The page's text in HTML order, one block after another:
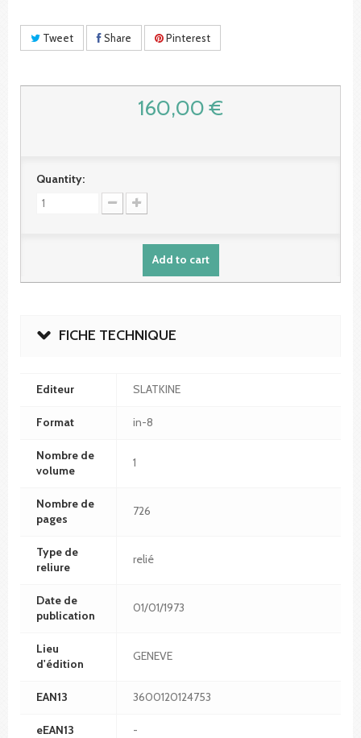
Tweet Share Pinterest
160,00 €
Quantity:
Add to cart
FICHE TECHNIQUE
Editeur SLATKINE
Format in-8
Nombre de
volume
1
Nombre de
pages
726
Type de
reliure
relié
Date de
publication
01/01/1973
Lieu
d'édition
GENEVE
EAN13 3600120124753
eEAN13 -